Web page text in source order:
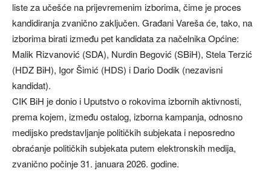
liste za učešće na prijevremenim izborima, čime je proces
kandidiranja zvanično zaključen. Građani Vareša će, tako, na
izborima birati između pet kandidata za načelnika Općine:
Malik Rizvanović (SDA), Nurdin Begović (SBiH), Stela Terzić
(HDZ BiH), Igor Šimić (HDS) i Dario Dodik (nezavisni
kandidat).
CIK BiH je donio i Uputstvo o rokovima izbornih aktivnosti,
prema kojem, između ostalog, izborna kampanja, odnosno
medijsko predstavljanje političkih subjekata i neposredno
obraćanje političkih subjekata putem elektronskih medija,
zvanično počinje 31. januara 2026. godine.